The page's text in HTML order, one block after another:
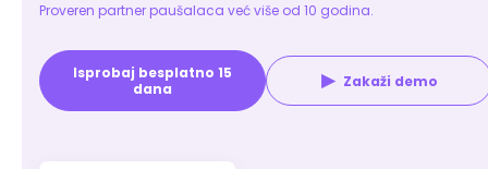
Proveren partner paušalaca već više od 10 godina.
Isprobaj besplatno 15
dana
▶ Zakaži demo